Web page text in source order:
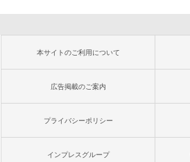
本サイトのご利用について
広告掲載のご案内
プライバシーポリシー
インプレスグループ